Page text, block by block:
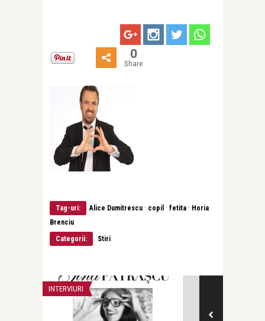
0
Share
Tag-uri: Alice Dumitrescu · copil · fetita · Horia
Brenciu
Categorii:
Stiri
INTERVIURI